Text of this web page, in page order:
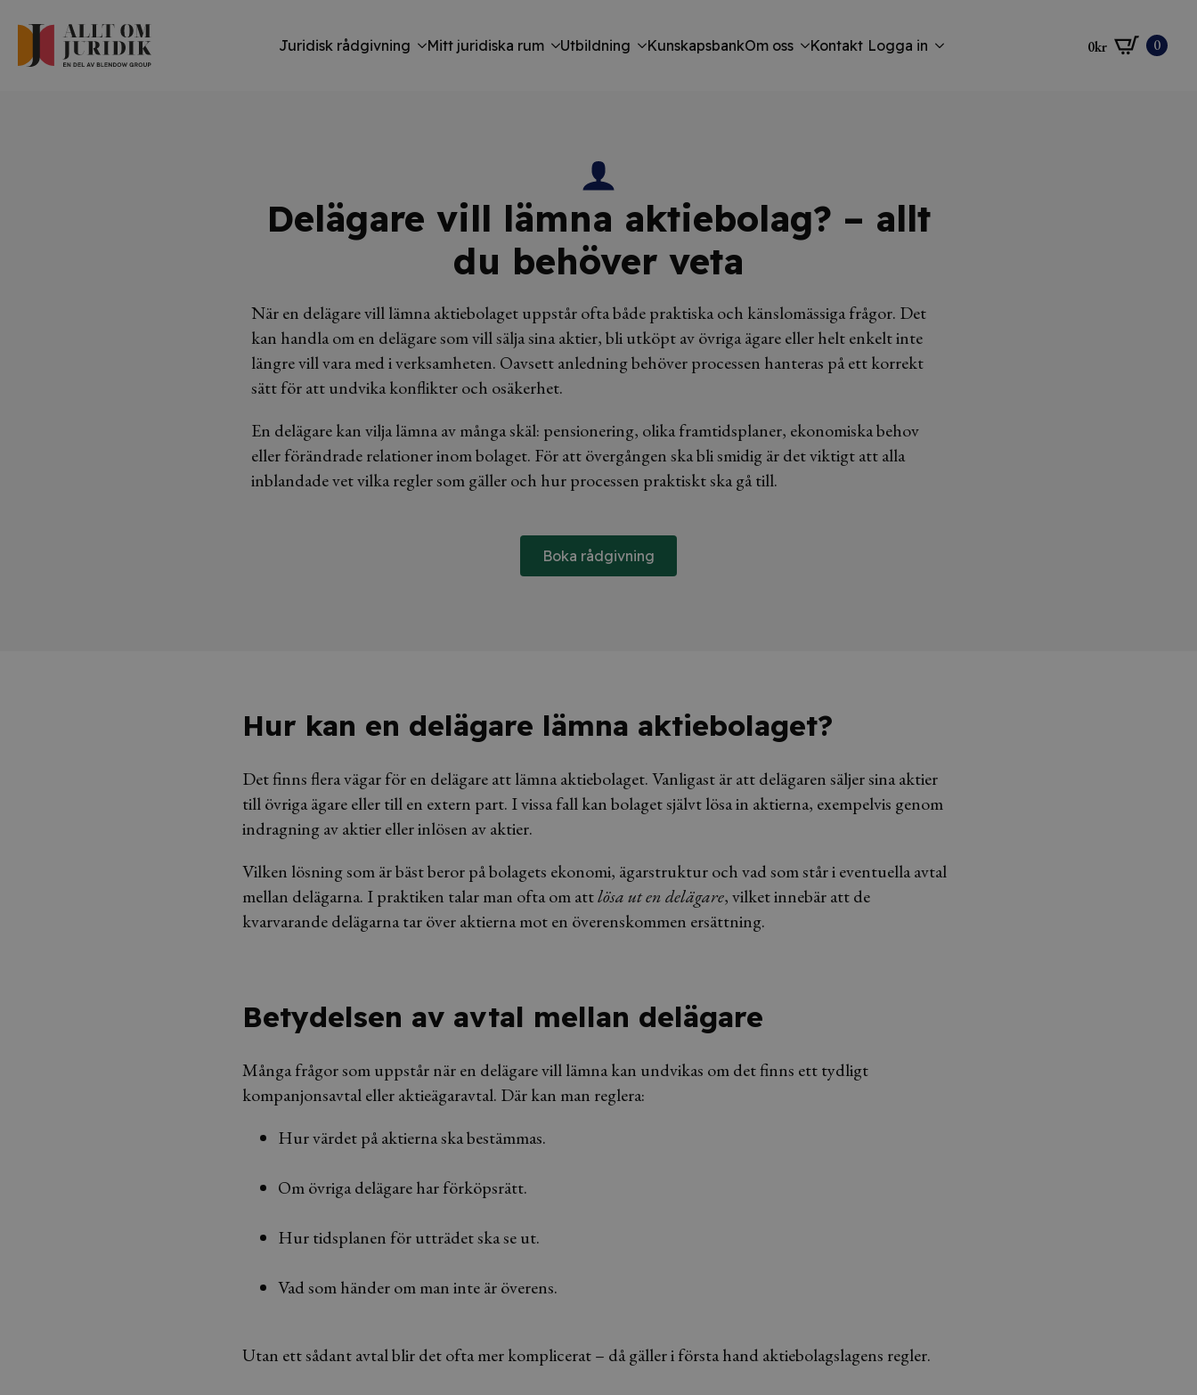
Juridisk rådgivning Mitt juridiska rum Utbildning KunskapsbankOm oss Kontakt Logga in 0kr 0
Delägare vill lämna aktiebolag? – allt
du behöver veta
När en delägare vill lämna aktiebolaget uppstår ofta både praktiska och känslomässiga frågor. Det
kan handla om en delägare som vill sälja sina aktier, bli utköpt av övriga ägare eller helt enkelt inte
längre vill vara med i verksamheten. Oavsett anledning behöver processen hanteras på ett korrekt
sätt för att undvika konflikter och osäkerhet.
En delägare kan vilja lämna av många skäl: pensionering, olika framtidsplaner, ekonomiska behov
eller förändrade relationer inom bolaget. För att övergången ska bli smidig är det viktigt att alla
inblandade vet vilka regler som gäller och hur processen praktiskt ska gå till.
Boka rådgivning
Hur kan en delägare lämna aktiebolaget?
Det finns flera vägar för en delägare att lämna aktiebolaget. Vanligast är att delägaren säljer sina aktier
till övriga ägare eller till en extern part. I vissa fall kan bolaget självt lösa in aktierna, exempelvis genom
indragning av aktier eller inlösen av aktier.
Vilken lösning som är bäst beror på bolagets ekonomi, ägarstruktur och vad som står i eventuella avtal
mellan delägarna. I praktiken talar man ofta om attlösa ut en delägare, vilket innebär att de
kvarvarande delägarna tar över aktierna mot en överenskommen ersättning.
Betydelsen av avtal mellan delägare
Många frågor som uppstår när en delägare vill lämna kan undvikas om det finns ett tydligt
kompanjonsavtal eller aktieägaravtal. Där kan man reglera:
Hur värdet på aktierna ska bestämmas.
Om övriga delägare har förköpsrätt.
Hur tidsplanen för utträdet ska se ut.
Vad som händer om man inte är överens.
Utan ett sådant avtal blir det ofta mer komplicerat – då gäller i första hand aktiebolagslagens regler.